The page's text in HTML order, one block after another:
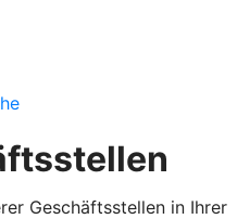
Geschäftsstellen in Ihrer